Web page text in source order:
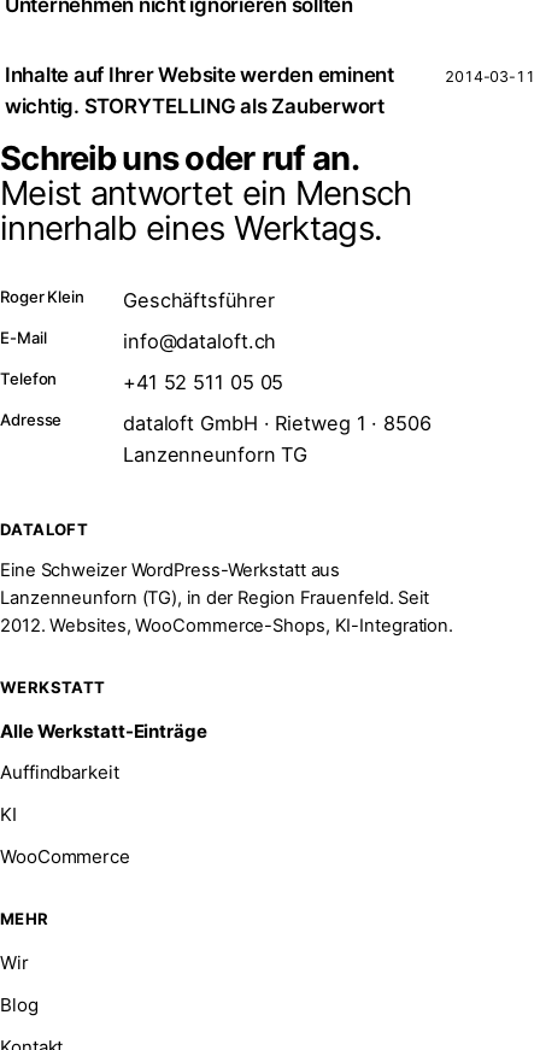
Inhalte auf Ihrer Website werden eminent
wichtig. STORYTELLING als Zauberwort
2014-03-11
Schreib uns oder ruf an.
Meist antwortet ein Mensch
innerhalb eines Werktags.
Roger Klein Geschäftsführer
E-Mail info@dataloft.ch
Telefon +41 52 511 05 05
Adresse
dataloft GmbH · Rietweg 1 · 8506
Lanzenneunforn TG
DATALOFT
Eine Schweizer WordPress-Werkstatt aus
Lanzenneunforn (TG), in der Region Frauenfeld. Seit
2012. Websites, WooCommerce-Shops, KI-Integration.
WERKSTATT
Alle Werkstatt-Einträge
Auffindbarkeit
KI
WooCommerce
MEHR
Wir
Blog